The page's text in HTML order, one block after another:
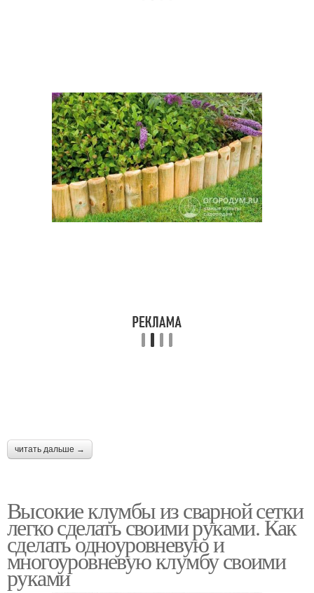
Клумба на даче Красивые клумбы
Клумбы на дачном
участке
Простые клумбы
Клумба из кирпича
читать дальше →
Высокие клумбы из сварной сетки
легко сделать своими руками. Как
сделать одноуровневую и
многоуровневую клумбу своими
руками